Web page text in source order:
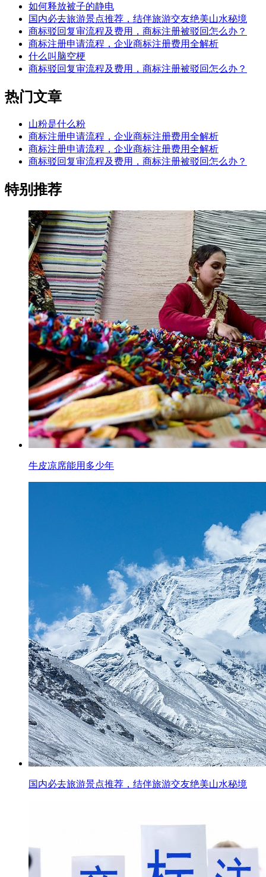
如何释放被子的静电
国内必去旅游景点推荐，结伴旅游交友绝美山水秘境
商标驳回复审流程及费用，商标注册被驳回怎么办？
商标注册申请流程，企业商标注册费用全解析
什么叫脑空梗
商标驳回复审流程及费用，商标注册被驳回怎么办？
热门文章
山粉是什么粉
商标注册申请流程，企业商标注册费用全解析
商标注册申请流程，企业商标注册费用全解析
商标驳回复审流程及费用，商标注册被驳回怎么办？
特别推荐
牛皮凉席能用多少年
国内必去旅游景点推荐，结伴旅游交友绝美山水秘境